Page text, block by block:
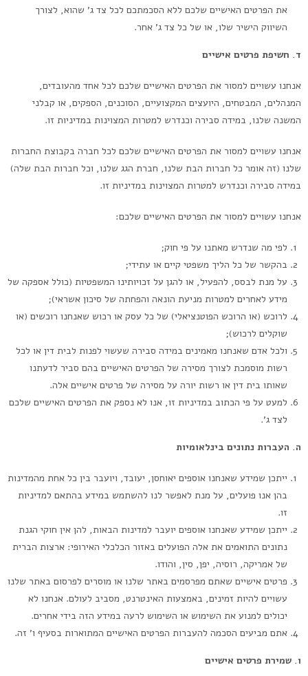
את הפרטים האישיים שלכם ללא הסכמתכם לכל צד ג’ שהוא, לצורך
השיווק הישיר שלו, או של כל צד ג’ אחר.
ד. חשיפת פרטים אישיים
אנחנו עשויים למסור את הפרטים האישיים שלכם לכל אחד מהעובדים,
המנהלים, המבטחים, היועצים המקצועיים, הסוכנים, הספקים, או קבלני
המשנה שלנו, במידה סבירה וכנדרש למטרות המצוינות במדיניות זו.
אנחנו עשויים למסור את הפרטים האישיים שלכם לכל חברה בקבוצת החברות
שלנו (זה אומר כל חברות הבת שלנו, חברת הגג שלנו, וכל חברות הבת שלה)
במידה סבירה וכנדרש למטרות המצוינות במדיניות זו.
אנחנו עשויים למסור את הפרטים האישיים שלכם:
לפי מה שנדרש מאתנו על פי חוק;
בהקשר של כל הליך משפטי קיים או עתידי;
על מנת לבסס, להפעיל, או להגן על זכויותינו המשפטיות (כולל אספקה של
מידע לאחרים למטרות מניעת הונאה והפחתה של סיכון אשראי);
לרוכש (או הרוכש הפוטנציאלי) של כל עסק או רכוש שאנחנו רוכשים (או
שוקלים לרכוש);
ולכל אדם שאנחנו מאמינים במידה סבירה שעשוי לפנות לבית דין או לכל
רשות מוסמכת לצורך מסירה של הפרטים האישיים בהם סביר לדעתנו
שאותו בית דין או רשות יורה על מסירה של פרטים אישיים אלה.
למעט על פי הכתוב במדיניות זו, אנו לא נספק את הפרטים האישיים שלכם
לצד ג’.
ה. העברות נתונים בינלאומיות
ייתכן שמידע שאנחנו אוספים יאוחסן, יעובד, ויועבר בין כל אחת מהמדינות
בהן אנו פועלים, על מנת לאפשר לנו להשתמש במידע בהתאם למדיניות
זו.
ייתכן שמידע שאנחנו אוספים יועבר למדינות הבאות, להן אין חוקי הגנת
נתונים התואמים את אלה הפועלים באזור הכלכלי האירופי: ארצות הברית
של אמריקה, רוסיה, יפן, סין, והודו.
פרטים אישיים שאתם מפרסמים באתר שלנו או מוסרים לפרסום באתר שלנו
עשויים להיות זמינים, באמצעות האינטרנט, מסביב לעולם. אנחנו לא
יכולים למנוע את השימוש או השימוש לרעה במידע הזה בידי אחרים.
אתם מביעים הסכמה להעברות הפרטים האישיים המתוארות בסעיף ו’ זה.
ו. שמירת פרטים אישיים